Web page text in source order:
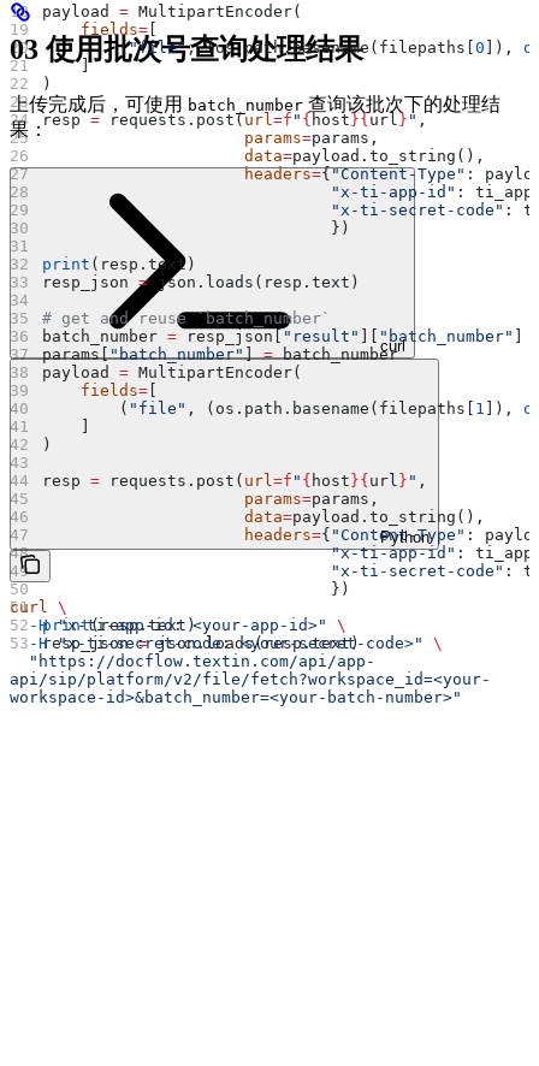
payload = MultipartEncoder(
    fields
= [
        (
"file", (os.path.basename(filepaths[0 ]),
    ]
)
resp = requests.post(url=f " {host}{url } " ,
                     params
=params,
                     data
=payload.to_string(),
                     headers
={"Content-Type" :
                              "x-ti-app-id"
:
                              "x-ti-secret-code"
:
                              })
print (resp.text)
resp_json = json.loads(resp.text)
# get and reuse `batch_number`
batch_number = resp_json["result" ][ "batch_number" ]
params["batch_number"] = batch_number
payload = MultipartEncoder(
    fields
= [
        (
"file" , (os.path.basename(filepaths[ 1 ]),
    ]
)
resp = requests.post( url=f " { host}{url } " ,
                     params
=params,
                     data
=payload.to_string(),
                     headers
={ "Content-Type" :
                              "x-ti-app-id"
:
                              "x-ti-secret-code"
:
                              })
print(resp.text)
resp_json = json.loads(resp.text)
03 使用批次号查询处理结果
上传完成后，可使用 batch_number 查询该批次下的处理结
果：
curl
Python
curl
\
  -H
"x-ti-app-id: <your-app-id>"
\
  -H
"x-ti-secret-code: <your-secret-code>"
\
api/sip/platform/v2/file/fetch?workspace_id=<your-
workspace-id>&batch_number=<your-batch-number>"